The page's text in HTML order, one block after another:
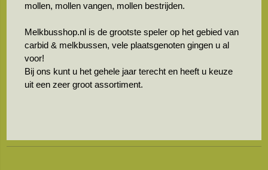
mollen, mollen vangen, mollen bestrijden.
Melkbusshop.nl is de grootste speler op het gebied van
carbid & melkbussen, vele plaatsgenoten gingen u al
voor!
Bij ons kunt u het gehele jaar terecht en heeft u keuze
uit een zeer groot assortiment.